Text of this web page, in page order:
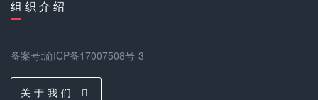
组 织 介 绍
备案号:渝ICP备17007508号-3
关 于 我 们